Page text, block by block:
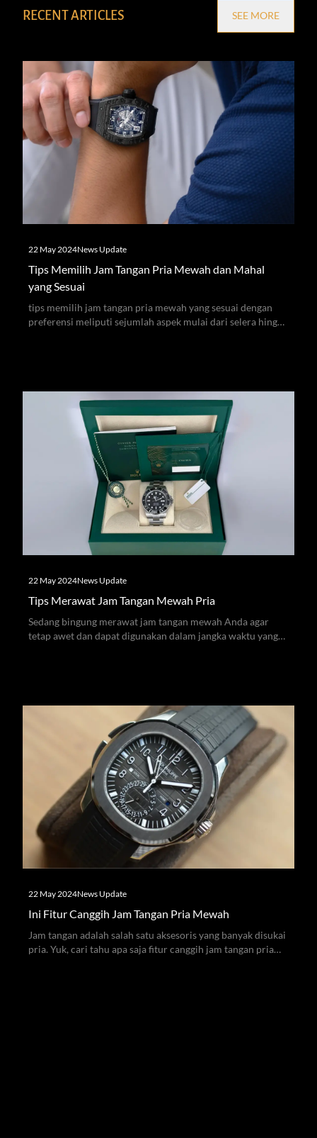
RECENT ARTICLES SEE MORE
22 May 2024News Update
Tips Memilih Jam Tangan Pria Mewah dan Mahal
yang Sesuai
tips memilih jam tangan pria mewah yang sesuai dengan
preferensi meliputi sejumlah aspek mulai dari selera hingga
22 May 2024News Update
Tips Merawat Jam Tangan Mewah Pria
Sedang bingung merawat jam tangan mewah Anda agar
tetap awet dan dapat digunakan dalam jangka waktu yang
22 May 2024News Update
Ini Fitur Canggih Jam Tangan Pria Mewah
Jam tangan adalah salah satu aksesoris yang banyak disukai
pria. Yuk, cari tahu apa saja fitur canggih jam tangan pria